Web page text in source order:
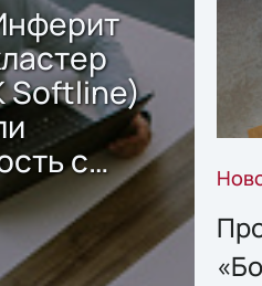
Softline)
с